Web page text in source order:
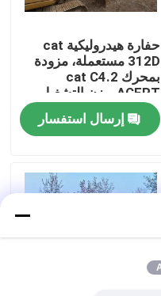
حفارة هيدروليكية cat
312D مستعملة، مزودة
بمحرك cat C4.2
ACERT، وزن التشغيل
13,000 كجم، وأقصى
عمق حفر 6.44 مترإرسال استفسار